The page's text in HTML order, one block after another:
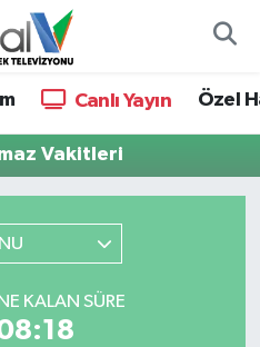
Canlı Yayın Özel
Vakitleri
KALAN SÜRE
ve Fikstür